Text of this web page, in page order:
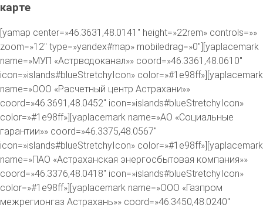
карте
[yamap center=»46.3631,48.0141″ height=»22rem» controls=»»
zoom=»12″ type=»yandex#map» mobiledrag=»0″][yaplacemark
name=»МУП «Астрводоканал»» coord=»46.3361,48.0610″
icon=»islands#blueStretchyIcon» color=»#1e98ff»][yaplacemark
name=»ООО «Расчетный центр Астрахани»»
coord=»46.3691,48.0452″ icon=»islands#blueStretchyIcon»
color=»#1e98ff»][yaplacemark name=»АО «Социальные
гарантии»» coord=»46.3375,48.0567″
icon=»islands#blueStretchyIcon» color=»#1e98ff»][yaplacemark
name=»ПАО «Астраханская энергосбытовая компания»»
coord=»46.3376,48.0418″ icon=»islands#blueStretchyIcon»
color=»#1e98ff»][yaplacemark name=»ООО «Газпром
межрегионгаз Астрахань»» coord=»46.3450,48.0240″